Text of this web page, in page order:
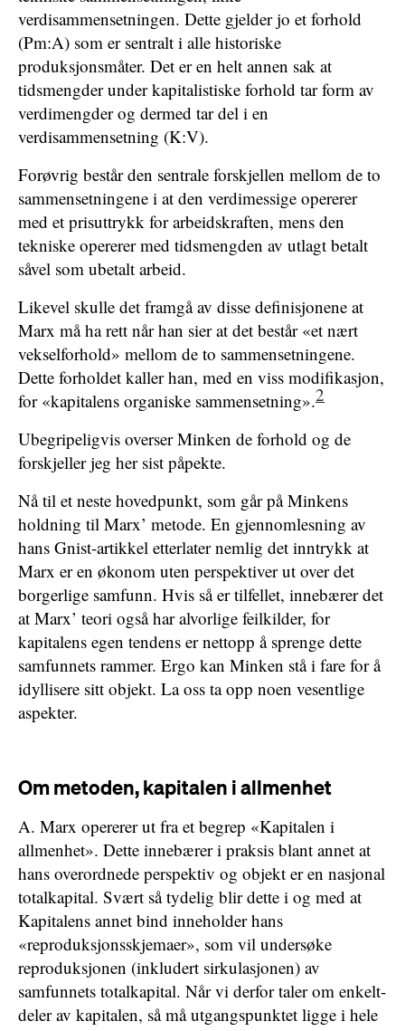
verdisammensetningen. Dette gjelder jo et forhold
(Pm:A) som er sentralt i alle historiske
produksjonsmåter. Det er en helt annen sak at
tidsmengder under kapitalistiske forhold tar form av
verdimengder og dermed tar del i en
verdisammensetning (K:V).
Forøvrig består den sentrale forskjellen mellom de to
sammensetningene i at den verdimessige opererer
med et prisuttrykk for arbeidskraften, mens den
tekniske opererer med tidsmengden av utlagt betalt
såvel som ­ubetalt arbeid.
Likevel skulle det framgå av disse definisjonene at
Marx må ha rett når han sier at det består «et nært
vekselforhold» mellom de to sammensetningene.
Dette forholdet kaller han, med en viss modifikasjon,
for «kapitalens organiske sammensetning».2
Ubegripeligvis overser Minken de forhold og de
forskjeller jeg her sist påpekte.
Nå til et neste hovedpunkt, som går på Minkens
holdning til Marx’ metode. En gjennomlesning av
hans Gnist-artikkel etterlater nemlig det inntrykk at
Marx er en økonom uten perspektiver ut over det
borgerlige samfunn. Hvis så er tilfellet, innebærer det
at Marx’ teori også har alvorlige feilkilder, for
kapitalens egen tendens er nettopp å sprenge dette
samfunnets rammer. Ergo kan Minken stå i fare for å
idyllisere sitt objekt. La oss ta opp noen vesentlige
aspekter.
Om metoden, kapitalen i allmenhet
A. Marx opererer ut fra et begrep «Kapitalen i
allmenhet». Dette innebærer i praksis blant annet at
hans overordnede perspektiv og objekt er en nasjonal
totalkapital. Svært så tydelig blir dette i og med at
Kapitalens annet bind inneholder hans
«reproduksjonsskjemaer», som vil undersøke
reproduksjonen (inkludert sirkulasjonen) av
samfunnets totalkapital. Når vi derfor taler om enkelt-
deler av kapitalen, så må utgangspunktet ligge i hele